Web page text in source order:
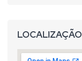
LOCALIZAÇÃO